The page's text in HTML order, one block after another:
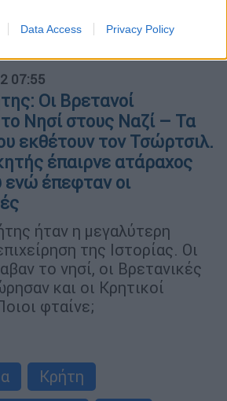
Data Access Privacy Policy
07:55
Οι Βρετανοί
Νησί στους Ναζί – Τα
εκθέτουν τον Τσώρτσιλ.
έπαιρνε ατάραχος
ενώ έπεφταν οι
ήταν η μεγαλύτερη
της Ιστορίας. Οι
το νησί, οι Βρετανικές
και οι Κρητικοί
φταίνε;
Κρήτη